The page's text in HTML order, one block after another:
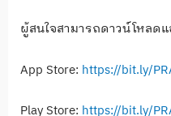
ผู้สนใจสามารถดาวน์โหลด
App Store: https://bit.ly/
Play Store: https://bit.ly/